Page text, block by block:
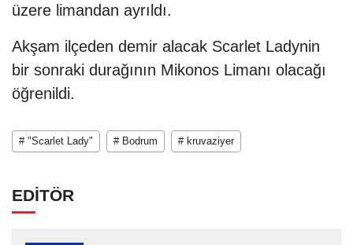
üzere limandan ayrıldı.
Akşam ilçeden demir alacak Scarlet Ladynin
bir sonraki durağının Mikonos Limanı olacağı
öğrenildi.
# "Scarlet Lady" # Bodrum # kruvaziyer
EDİTÖR